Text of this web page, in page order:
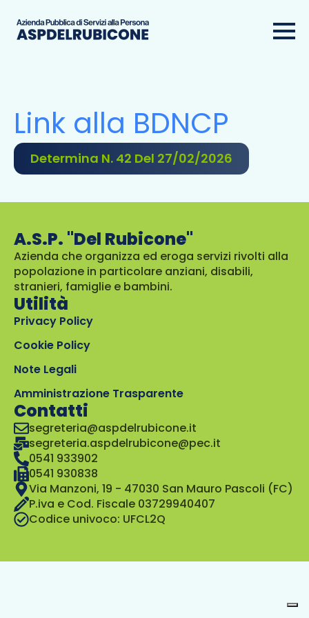
Link alla BDNCP
Determina N. 42 Del 27/02/2026
A.S.P. "Del Rubicone"
Azienda che organizza ed eroga servizi rivolti alla
popolazione in particolare anziani, disabili,
stranieri, famiglie e bambini.
Utilità
Privacy Policy
Cookie Policy
Note Legali
Amministrazione Trasparente
Contatti
segreteria@aspdelrubicone.it
segreteria.aspdelrubicone@pec.it
0541 933902
0541 930838
Via Manzoni, 19 - 47030 San Mauro Pascoli (FC)
P.iva e Cod. Fiscale 03729940407
Codice univoco: UFCL2Q